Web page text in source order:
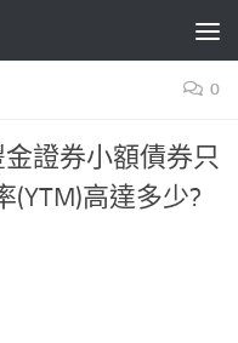
0
證券小額債券只
(YTM)高達多少?